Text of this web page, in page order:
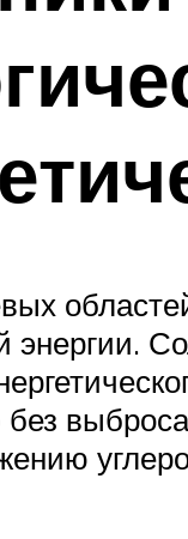
энергии.
без